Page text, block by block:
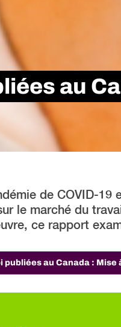
au
de COVID-
le marché du
ce rapport
publiées au Canada : Mise